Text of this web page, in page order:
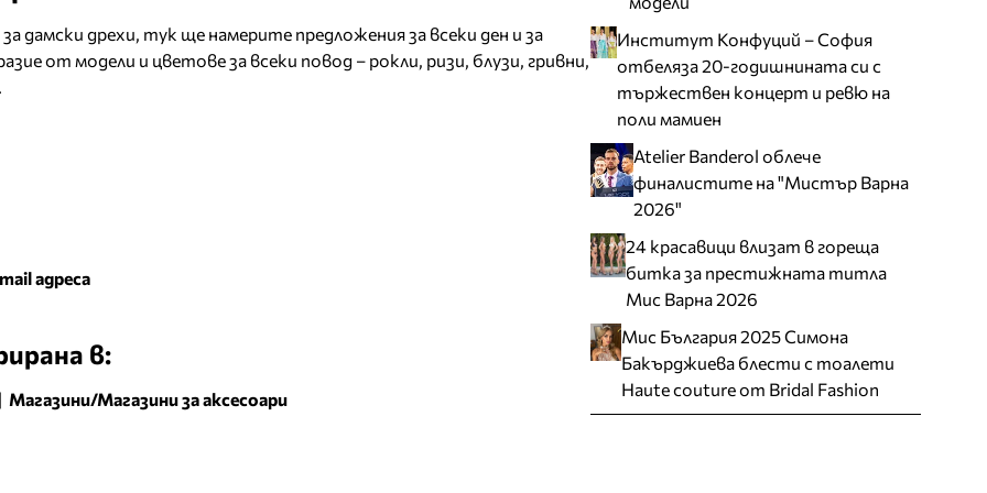
дамски дрехи, тук ще намерите предложения за всеки ден и за
от модели и цветове за всеки повод – рокли, ризи, блузи, гривни,
адреса
в:
| Магазини/Магазини за aксесоари
Институт Конфуций – София
отбеляза 20-годишнината си с
тържествен концерт и ревю на
поли мамиен
Atelier Banderol облече
финалистите на "Мистър Варна
2026"
24 красавици влизат в гореща
битка за престижната титла
Мис Варна 2026
Мис България 2025 Симона
Бакърджиева блести с тоалети
Haute couture от Bridal Fashion